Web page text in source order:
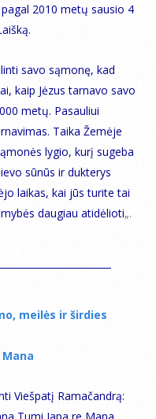
2010 metų sausio 4
savo sąmonę, kad
kaip Jėzus tarnavo savo
metų. Pasauliui
Taika Žemėje
lygio, kurį sugeba
sūnūs ir dukterys
laikas, kai jūs turite tai
daugiau atidėlioti„.
meilės ir širdies
Mana
Viešpatį Ramačandrą:
Tumi Japa re Mana